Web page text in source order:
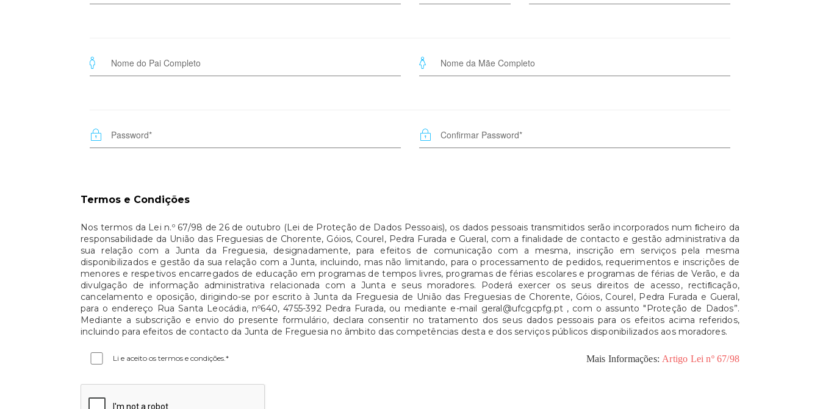
Termos e Condições
Nos termos da Lei n.º 67/98 de 26 de outubro (Lei de Proteção de Dados Pessoais), os dados pessoais transmitidos serão incorporados num ﬁcheiro da
responsabilidade da União das Freguesias de Chorente, Góios, Courel, Pedra Furada e Gueral, com a finalidade de contacto e gestão administrativa da
sua relação com a Junta da Freguesia, designadamente, para efeitos de comunicação com a mesma, inscrição em serviços pela mesma
disponibilizados e gestão da sua relação com a Junta, incluindo, mas não limitando, para o processamento de pedidos, requerimentos e inscrições de
menores e respetivos encarregados de educação em programas de tempos livres, programas de férias escolares e programas de férias de Verão, e da
divulgação de informação administrativa relacionada com a Junta e seus moradores. Poderá exercer os seus direitos de acesso, rectiﬁcação,
cancelamento e oposição, dirigindo-se por escrito à Junta da Freguesia de União das Freguesias de Chorente, Góios, Courel, Pedra Furada e Gueral,
para o endereço Rua Santa Leocádia, nº640, 4755-392 Pedra Furada, ou mediante e-mail geral@ufcgcpfg.pt , com o assunto "Proteção de Dados”.
Mediante a subscrição e envio do presente formulário, declara consentir no tratamento dos seus dados pessoais para os efeitos acima referidos,
incluindo para efeitos de contacto da Junta de Freguesia no âmbito das competências desta e dos serviços públicos disponibilizados aos moradores.
Li e aceito os termos e condições.* Mais Informações: Artigo Lei nº 67/98